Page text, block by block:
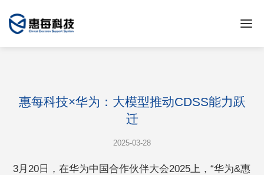
惠每科技×华为：大模型推动CDSS能力跃
迁
2025-03-28
3月20日，在华为中国合作伙伴大会2025上，“华为&惠